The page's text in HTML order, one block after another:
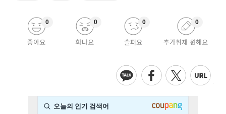
좋아요
0
화나요
0
슬퍼요
0
추가취재 원해요
0